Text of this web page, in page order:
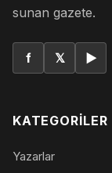
sunan gazete.
f 𝕏 ▶
KATEGORILER
Yazarlar